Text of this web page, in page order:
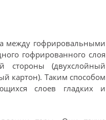
между гофрировальными
гофрированного слоя
(двухслойный
картон). Таким способом
слоев гладких и